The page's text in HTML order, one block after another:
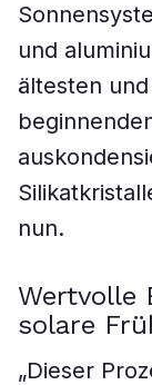
und
ältesten
nun.
Wertvolle
solare
„Dieser